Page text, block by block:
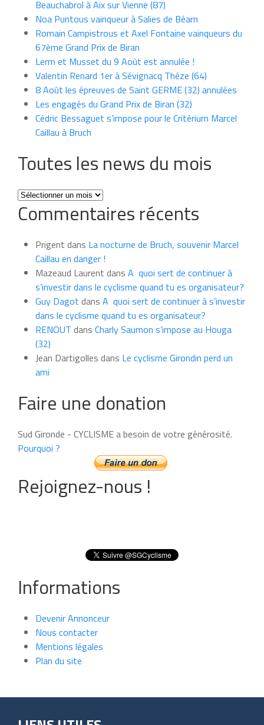
Beauchabrol à Aix sur Vienne (87)
Noa Puntous vainqueur à Salies de Béarn
Romain Campistrous et Axel Fontaine vainqueurs du
67ème Grand Prix de Biran
Lerm et Musset du 9 Août est annulée !
Valentin Renard 1er à Sévignacq Théze (64)
8 Août les épreuves de Saint GERME (32) annulées
Les engagés du Grand Prix de Biran (32)
Cédric Bessaguet s’impose pour le Critérium Marcel
Caillau à Bruch
Toutes les news du mois
Toutes
les
news
mois
Commentaires récents
Prigent dans La nocturne de Bruch, souvenir Marcel
Caillau en danger !
Mazeaud Laurent dans A quoi sert de continuer à
s’investir dans le cyclisme quand tu es organisateur?
Guy Dagot dans A quoi sert de continuer à s’investir
dans le cyclisme quand tu es organisateur?
RENOUT dans Charly Saumon s’impose au Houga
(32)
Jean Dartigolles dans Le cyclisme Girondin perd un
ami
Faire une donation
Sud Gironde - CYCLISME a besoin de votre générosité.
Pourquoi ?
Rejoignez-nous !
Informations
Devenir Annonceur
Nous contacter
Mentions légales
Plan du site